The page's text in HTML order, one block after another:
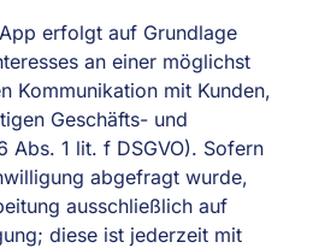
erfolgt auf Grundlage
an einer möglichst
Kommunikation mit Kunden,
Geschäfts- und
Abs. 1 lit. f DSGVO). Sofern
abgefragt wurde,
ausschließlich auf
diese ist jederzeit mit